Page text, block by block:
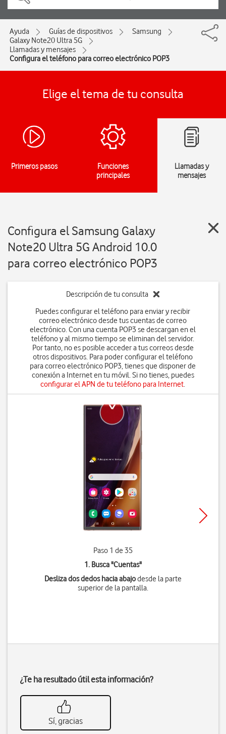
Ayuda Guías de dispositivos
Samsung
Galaxy Note20 Ultra 5G
Llamadas y mensajes
Configura el teléfono para correo electrónico POP3
Elige el tema de tu consulta
Primeros pasos
Funciones
principales
Llamadas y
mensajes
Configura el Samsung Galaxy
Note20 Ultra 5G Android 10.0
para correo electrónico POP3
Descripción de tu consulta
Puedes configurar el teléfono para enviar y recibir
correo electrónico desde tus cuentas de correo
electrónico. Con una cuenta POP3 se descargan en el
teléfono y al mismo tiempo se eliminan del servidor.
Por tanto, no es posible acceder a tus correos desde
otros dispositivos. Para poder configurar el teléfono
para correo electrónico POP3, tienes que disponer de
conexión a Internet en tu móvil. Si no tienes, puedes
configurar el APN de tu teléfono para Internet.
Paso 1 de 35
1. Busca "Cuentas"
Desliza dos dedos hacia abajodesde la parte
superior de la pantalla.
¿Te ha resultado útil esta información?
Sí, gracias